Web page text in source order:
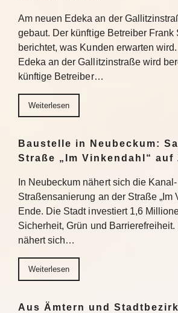
Am neuen Edeka an der
gebaut. Der künftige Betreiber Frank
berichtet, was Kunden erwarten
Edeka an der Gallitzinstraße wird
künftige Betreiber…
Weiterlesen
Baustelle in Neubeckum:
Straße „Im Vinkendahl“ auf
In Neubeckum nähert sich die Kanal-
Straßensanierung an der Straße „Im
Ende. Die Stadt investiert 1,6
Sicherheit, Grün und
nähert sich…
Weiterlesen
Aus Ämtern und